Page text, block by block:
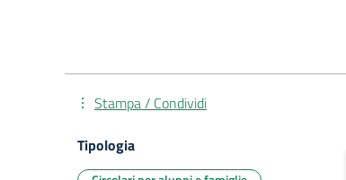
Stampa / Condividi
Tipologia